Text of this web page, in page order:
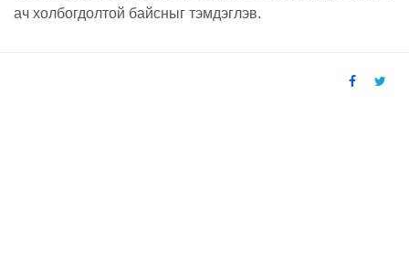
ач холбогдолтой байсныг тэмдэглэв.